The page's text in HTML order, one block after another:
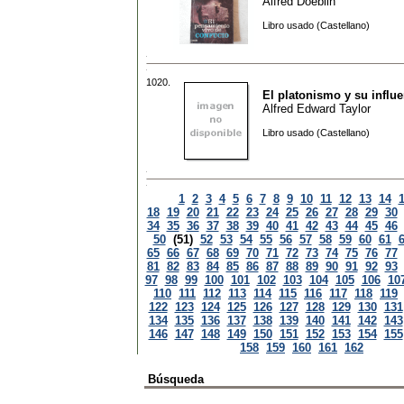
Libro usado (Castellano)
1020.
El platonismo y su
Alfred Edward Taylor
Libro usado (Castellano)
1 2 3 4 5 6 7 8 9 10 11 12 13 14
18 19 20 21 22 23 24 25 26 27 28 29 30
34 35 36 37 38 39 40 41 42 43 44 45 46
50 (51) 52 53 54 55 56 57 58 59 60 61
65 66 67 68 69 70 71 72 73 74 75 76 77
81 82 83 84 85 86 87 88 89 90 91 92 93
97 98 99 100 101 102 103 104 105 106
110 111 112 113 114 115 116 117 118 119
122 123 124 125 126 127 128 129 130 131
134 135 136 137 138 139 140 141 142 143
146 147 148 149 150 151 152 153 154 155
158 159 160 161 162
Búsqueda